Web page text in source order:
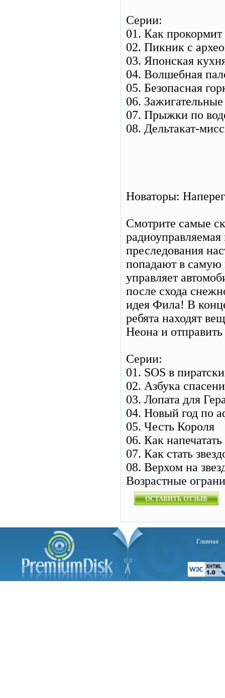
Серии:
01. Как прокормит
02. Пикник с
03. Японская
04. Волшебная
05. Безопасная
06.
07. Прыжки по
08. Дельтакат-
Новаторы:
Смотрите самые
преследования
попадают в самую
управляет
после схода
идея Фила! В
ребята находят
Неона и
Серии:
01. SOS в
02. Азбука
03. Лопата для
04. Новый год по
05. Честь Короля
06. Как
07. Как стать
08. Верхом на
Возрастные
ОСТАВИТЬ ОТЗЫВ
Главная